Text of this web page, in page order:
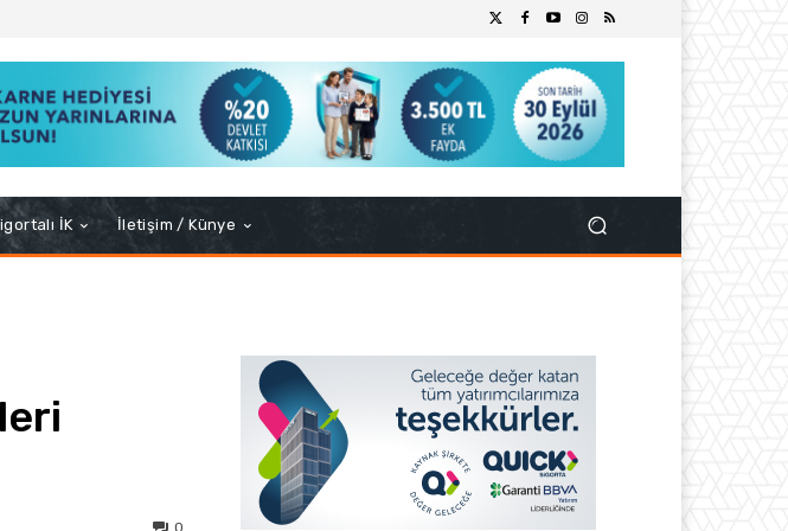
İK İletişim / Künye